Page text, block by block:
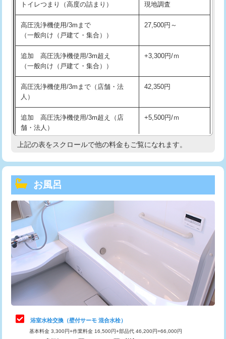
トイレつまり（高度の詰まり） 現地調査
高圧洗浄機使用/3mまで
（一般向け（戸建て・集合））
27,500円～
追加 高圧洗浄機使用/3m超え
（一般向け（戸建て・集合））
+3,300円/ｍ
高圧洗浄機使用/3mまで（店舗・法
人）
42,350円
追加 高圧洗浄機使用/3m超え（店
舗・法人）
+5,500円/ｍ
高度高圧洗浄換 現地調査
トーラー機使用/3mまで
追加トーラー機使用/3m超え
カメラ調査 33,000円
桝清掃 8,800円
止水・漏水調査・防水処理・清掃・修
理・調整・分解・加工など（軽作業）
止水・漏水調査・防水処理・清掃・修
理・調整・分解・加工など（中作業）
22,000円
止水・漏水調査・防水処理・清掃・修
33,000円
上記の表をスクロールで他の料金もご覧になれます。
お風呂
浴室水栓交換（壁付サーモ 混合水栓）
基本料金 3,300円+作業料金 16,500円+部品代 46,200円=66,000円